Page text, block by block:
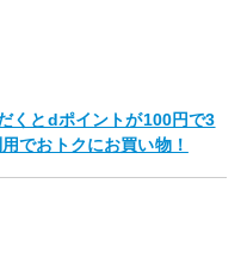
くとdポイントが100円で3
でおトクにお買い物！